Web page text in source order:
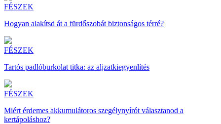
FÉSZEK
Hogyan alakítsd át a fürdőszobát biztonságos térré?
FÉSZEK
Tartós padlóburkolat titka: az aljzatkiegyenlítés
FÉSZEK
Miért érdemes akkumulátoros szegélynyírót választanod a
kertápoláshoz?